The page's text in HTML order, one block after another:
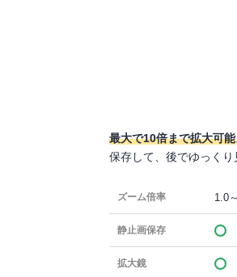
最大で10倍まで拡大可能
保存して、後でゆっく
ズーム倍率 1.0
静止画保存
拡大鏡